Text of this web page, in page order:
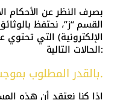
القسم “ز”، نحتفظ
الإلكترونية) التي
الحالات التالية:
– بالقدر المطلوب بموجب القانون.